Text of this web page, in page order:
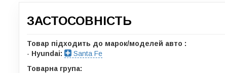
ЗАСТОСОВНІСТЬ
Товар підходить до марок/моделей авто :
- Hyundai:
Santa Fe
Товарна група: